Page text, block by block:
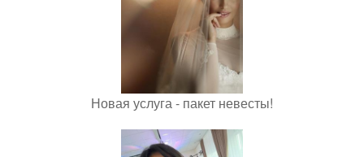
Новая услуга - пакет невесты!